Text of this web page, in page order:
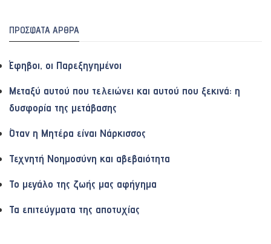
ΠΡΌΣΦΑΤΑ ΆΡΘΡΑ
Έφηβοι, οι Παρεξηγημένοι
Μεταξύ αυτού που τελειώνει και αυτού που ξεκινά: η
δυσφορία της μετάβασης
Όταν η Μητέρα είναι Νάρκισσος
Τεχνητή Νοημοσύνη και αβεβαιότητα
Το μεγάλο της ζωής μας αφήγημα
Τα επιτεύγματα της αποτυχίας